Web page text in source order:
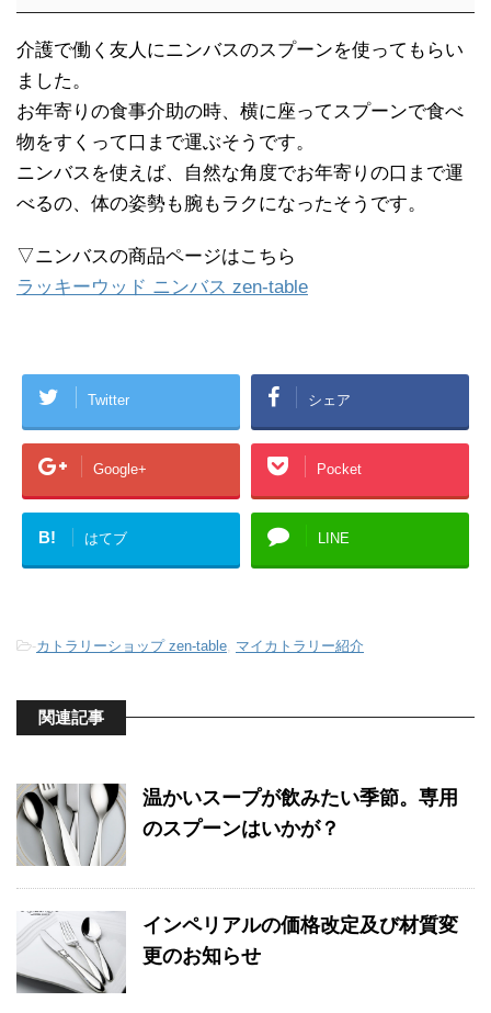
介護で働く友人にニンバスのスプーンを使ってもらい
ました。
お年寄りの食事介助の時、横に座ってスプーンで食べ
物をすくって口まで運ぶそうです。
ニンバスを使えば、自然な角度でお年寄りの口まで運
べるの、体の姿勢も腕もラクになったそうです。
▽ニンバスの商品ページはこちら
ラッキーウッド ニンバス zen-table
Twitter シェア
Google+ Pocket
B! はてブ LINE
-カトラリーショップ zen-table マイカトラリー紹介
関連記事
温かいスープが飲みたい季節。専用
のスプーンはいかが？
インペリアルの価格改定及び材質変
更のお知らせ